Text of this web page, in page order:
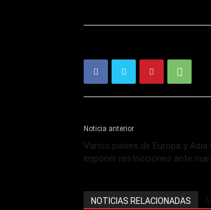
Noticia anterior
Varios países de Europa y Asia
imponer restricciones ante
NOTICIAS RELACIONADAS